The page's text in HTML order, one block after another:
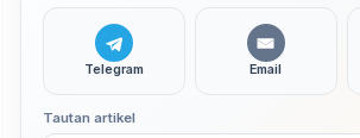
Telegram Email
Tautan artikel